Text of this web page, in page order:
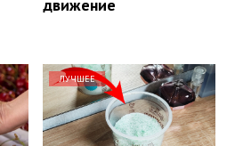
движение
ЛУЧШЕЕ